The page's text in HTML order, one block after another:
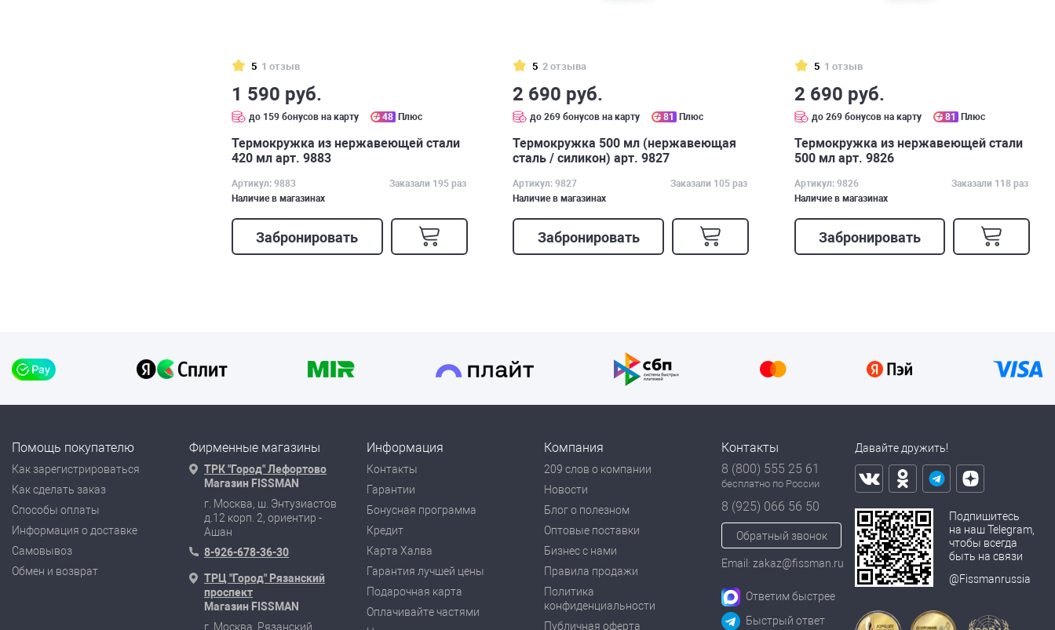
5 1 отзыв
1 590 руб.
до 159 бонусов на карту 48 Плюс
Термокружка из нержавеющей стали
420 мл арт. 9883
Артикул: 9883
Заказали 195 раз
Наличие в магазинах
Забронировать
5 2 отзыва
2 690 руб.
до 269 бонусов на карту 81 Плюс
Термокружка 500 мл (нержавеющая
сталь / силикон) арт. 9827
Артикул: 9827
Заказали 105 раз
Наличие в магазинах
Забронировать
5 1 отзыв
2 690 руб.
до 269 бонусов на карту 81 Плюс
Термокружка из нержавеющей стали
500 мл арт. 9826
Артикул: 9826
Заказали 118 раз
Наличие в магазинах
Забронировать
Помощь покупателю
Как зарегистрироваться
Как сделать заказ
Способы оплаты
Информация о доставке
Самовывоз
Обмен и возврат
Фирменные магазины
ТРК "Город" Лефортово
Магазин FISSMAN
г. Москва, ш. Энтузиастов
д.12 корп. 2, ориентир -
Ашан
8-926-678-36-30
ТРЦ "Город" Рязанский
проспект
Магазин FISSMAN
г. Москва, Рязанский
Информация
Контакты
Гарантии
Бонусная программа
Кредит
Карта Халва
Гарантия лучшей цены
Подарочная карта
Оплачивайте частями
Компания
209 слов о компании
Новости
Блог о полезном
Оптовые поставки
Бизнес с нами
Правила продажи
Политика
конфиденциальности
Публичная оферта
Контакты
8 (800) 555 25 61
бесплатно по России
8 (925) 066 56 50
Обратный звонок
Email: zakaz@fissman.ru
Ответим быстрее
Быстрый ответ
Давайте дружить!
Подпишитесь
на наш Telegram,
чтобы всегда
быть на связи
@Fissmanrussia